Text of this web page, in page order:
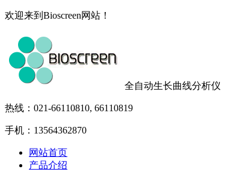
欢迎来到Bioscreen网站！
全自动生长曲线分析仪
热线：021-66110810, 66110819
手机：13564362870
网站首页
产品介绍